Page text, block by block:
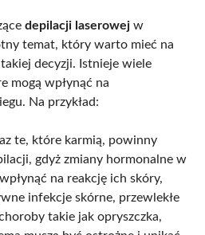
depilacji laserowej w
temat, który warto mieć na
decyzji. Istnieje wiele
mogą wpłynąć na
Na przykład:
te, które karmią, powinny
gdyż zmiany hormonalne w
na reakcję ich skóry,
infekcje skórne, przewlekłe
takie jak opryszczka,